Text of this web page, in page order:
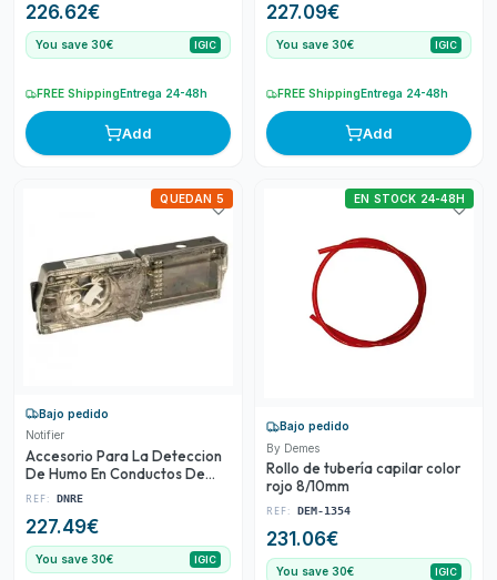
226.62€
You save 30€ IGIC
FREE Shipping Entrega 24-48h
Add
227.09€
You save 30€ IGIC
FREE Shipping Entrega 24-48h
Add
Bajo pedido
Notifier
Accesorio Para La Deteccion
De Humo En Conductos De
Ventilacion Y Aire
REF: DNRE
227.49€
QUEDAN 5
You save 30€ IGIC
Bajo pedido
By Demes
Rollo de tubería capilar color
rojo 8/10mm
REF: DEM-1354
231.06€
EN STOCK 24-48H
You save 30€ IGIC